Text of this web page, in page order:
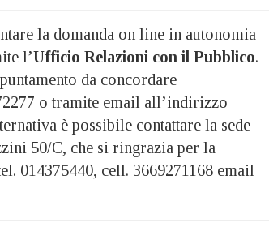
la domanda on line in autonomia
l’Ufficio Relazioni con il Pubblico.
da concordare
o tramite email all’indirizzo
è possibile contattare la sede
50/C, che si ringrazia per la
014375440, cell. 3669271168 email